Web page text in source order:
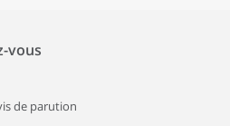
vous
de parution